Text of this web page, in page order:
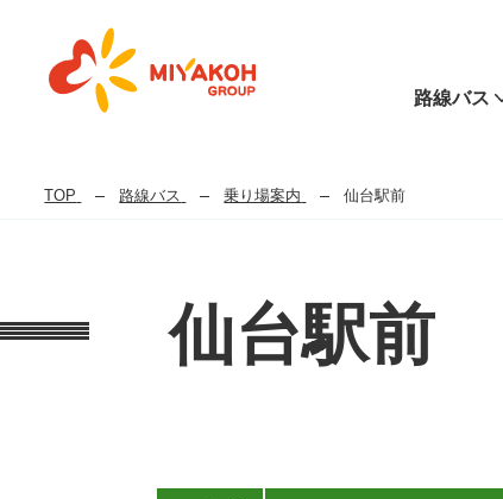
路線バス
TOP 路線バス 乗り場案内 仙台駅前
仙台駅前